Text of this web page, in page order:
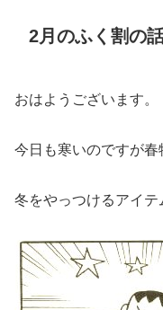
2月のふく割の話
おはようございます。
今日も寒いのですが春
冬をやっつけるアイテ